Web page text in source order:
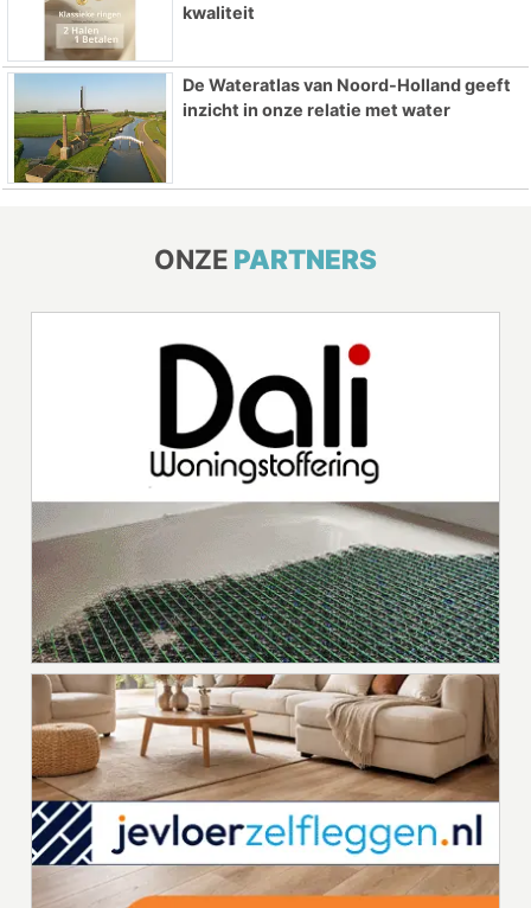
kwaliteit
De Wateratlas van Noord-Holland geeft
inzicht in onze relatie met water
ONZE PARTNERS